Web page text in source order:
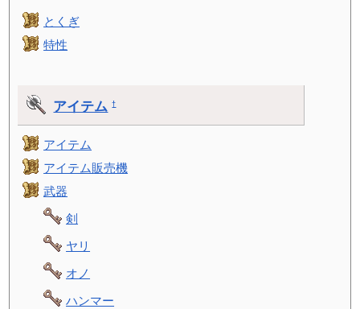
とくぎ
特性
アイテム †
アイテム
アイテム販売機
武器
剣
ヤリ
オノ
ハンマー